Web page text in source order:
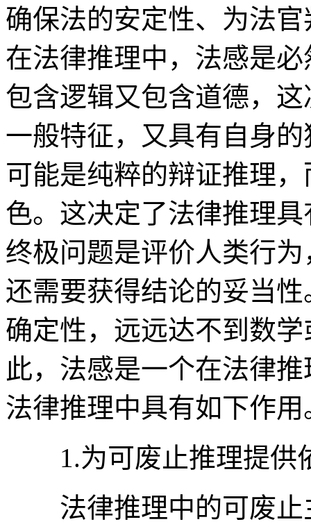
确保法的安定性、为法
在法律推理中，法感是
包含逻辑又包含道德，
一般特征，又具有自身
可能是纯粹的辩证推理
色。这决定了法律推理
终极问题是评价人类行
还需要获得结论的妥当
确定性，远远达不到数
此，法感是一个在法律
法律推理中具有如下作用
1.为可废止推理提供
法律推理中的可废止